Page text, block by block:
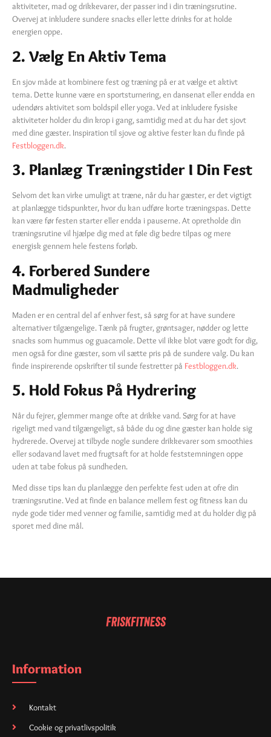
aktiviteter, mad og drikkevarer, der passer ind i din træningsrutine.
Overvej at inkludere sundere snacks eller lette drinks for at holde
energien oppe.
2. Vælg En Aktiv Tema
En sjov måde at kombinere fest og træning på er at vælge et aktivt
tema. Dette kunne være en sportsturnering, en dansenat eller endda en
udendørs aktivitet som boldspil eller yoga. Ved at inkludere fysiske
aktiviteter holder du din krop i gang, samtidig med at du har det sjovt
med dine gæster. Inspiration til sjove og aktive fester kan du finde på
Festbloggen.dk.
3. Planlæg Træningstider I Din Fest
Selvom det kan virke umuligt at træne, når du har gæster, er det vigtigt
at planlægge tidspunkter, hvor du kan udføre korte træningspas. Dette
kan være før festen starter eller endda i pauserne. At opretholde din
træningsrutine vil hjælpe dig med at føle dig bedre tilpas og mere
energisk gennem hele festens forløb.
4. Forbered Sundere
Madmuligheder
Maden er en central del af enhver fest, så sørg for at have sundere
alternativer tilgængelige. Tænk på frugter, grøntsager, nødder og lette
snacks som hummus og guacamole. Dette vil ikke blot være godt for dig,
men også for dine gæster, som vil sætte pris på de sundere valg. Du kan
finde inspirerende opskrifter til sunde festretter på Festbloggen.dk.
5. Hold Fokus På Hydrering
Når du fejrer, glemmer mange ofte at drikke vand. Sørg for at have
rigeligt med vand tilgængeligt, så både du og dine gæster kan holde sig
hydrerede. Overvej at tilbyde nogle sundere drikkevarer som smoothies
eller sodavand lavet med frugtsaft for at holde feststemningen oppe
uden at tabe fokus på sundheden.
Med disse tips kan du planlægge den perfekte fest uden at ofre din
træningsrutine. Ved at finde en balance mellem fest og fitness kan du
nyde gode tider med venner og familie, samtidig med at du holder dig på
sporet med dine mål.
Information
Kontakt
Cookie og privatlivspolitik